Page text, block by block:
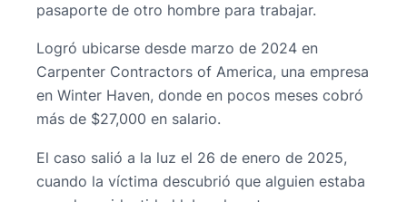
pasaporte de otro hombre para trabajar.
Logró ubicarse desde marzo de 2024 en
Carpenter Contractors of America, una empresa
en Winter Haven, donde en pocos meses cobró
más de $27,000 en salario.
El caso salió a la luz el 26 de enero de 2025,
cuando la víctima descubrió que alguien estaba